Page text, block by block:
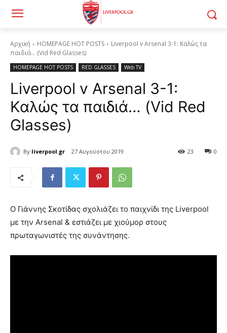
Αρχική HOMEPAGE HOT POSTS
Liverpool v Arsenal 3-1: Καλώς τα
παιδιά... (Vid Red Glasses)
HOMEPAGE HOT POSTS RED GLASSES Web TV
Liverpool v Arsenal 3-1:
Καλώς τα παιδιά… (Vid Red
Glasses)
By liverpool.gr 27 Αυγούστου 2019 0
23
Ο Γιάννης Σκοτίδας σχολιάζει το παιχνίδι της Liverpool
με την Arsenal & εστιάζει με χιούμορ στους
πρωταγωνιστές της συνάντησης.